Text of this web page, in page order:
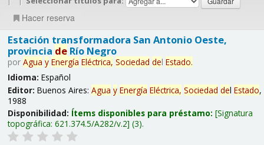
Hacer reserva
Estación transformadora San Antonio Oeste,
provincia deRío Negro
por Agua y Energía Eléctrica, Sociedad del Estado.
Idioma: Español
Editor: Buenos Aires: Agua y Energía Eléctrica, Sociedad del Estado,
1988
Disponibilidad: Ítems disponibles para préstamo: Signatura
topográfica: 621.374.5/A282/v.2 (3).